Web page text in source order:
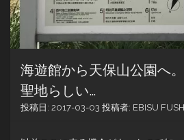
海遊館から天保山公園へ
聖地らしい…
投稿日: 2017-03-03 投稿者: EBISU